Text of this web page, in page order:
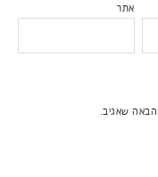
אתר
שאגיב.